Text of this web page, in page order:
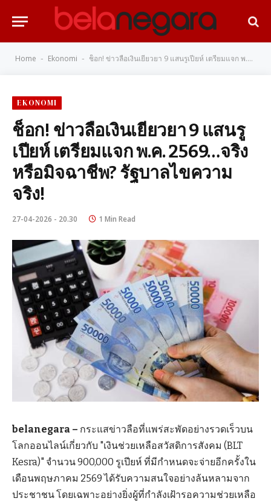
Home - Ekonomi - ช็อก! ข่าวลือเงินเยียวยา 9 แสนรูเปียห์ เตรียมแจก พ.ค. 2569…จริงหรือมิจฉาชีพ? รัฐบาลไขความจริง!
EKONOMI
ช็อก! ข่าวลือเงินเยียวยา 9 แสนรู
เปียห์ เตรียมแจก พ.ค. 2569…จริง
หรือมิจฉาชีพ? รัฐบาลไขความ
จริง!
27-04-2026 - 20.30 1 Min Read
belanegara – กระแสข่าวลือที่แพร่สะพัดอย่างรวดเร็วบน
โลกออนไลน์เกี่ยวกับ "เงินช่วยเหลือสวัสดิการสังคม (BLT
Kesra)" จำนวน 900,000 รูเปียห์ ที่มีกำหนดจะจ่ายอีกครั้งใน
เดือนพฤษภาคม 2569 ได้รับความสนใจอย่างล้นหลามจาก
ประชาชน โดยเฉพาะอย่างยิ่งผู้ที่กำลังเฝ้ารอความช่วยเหลือ